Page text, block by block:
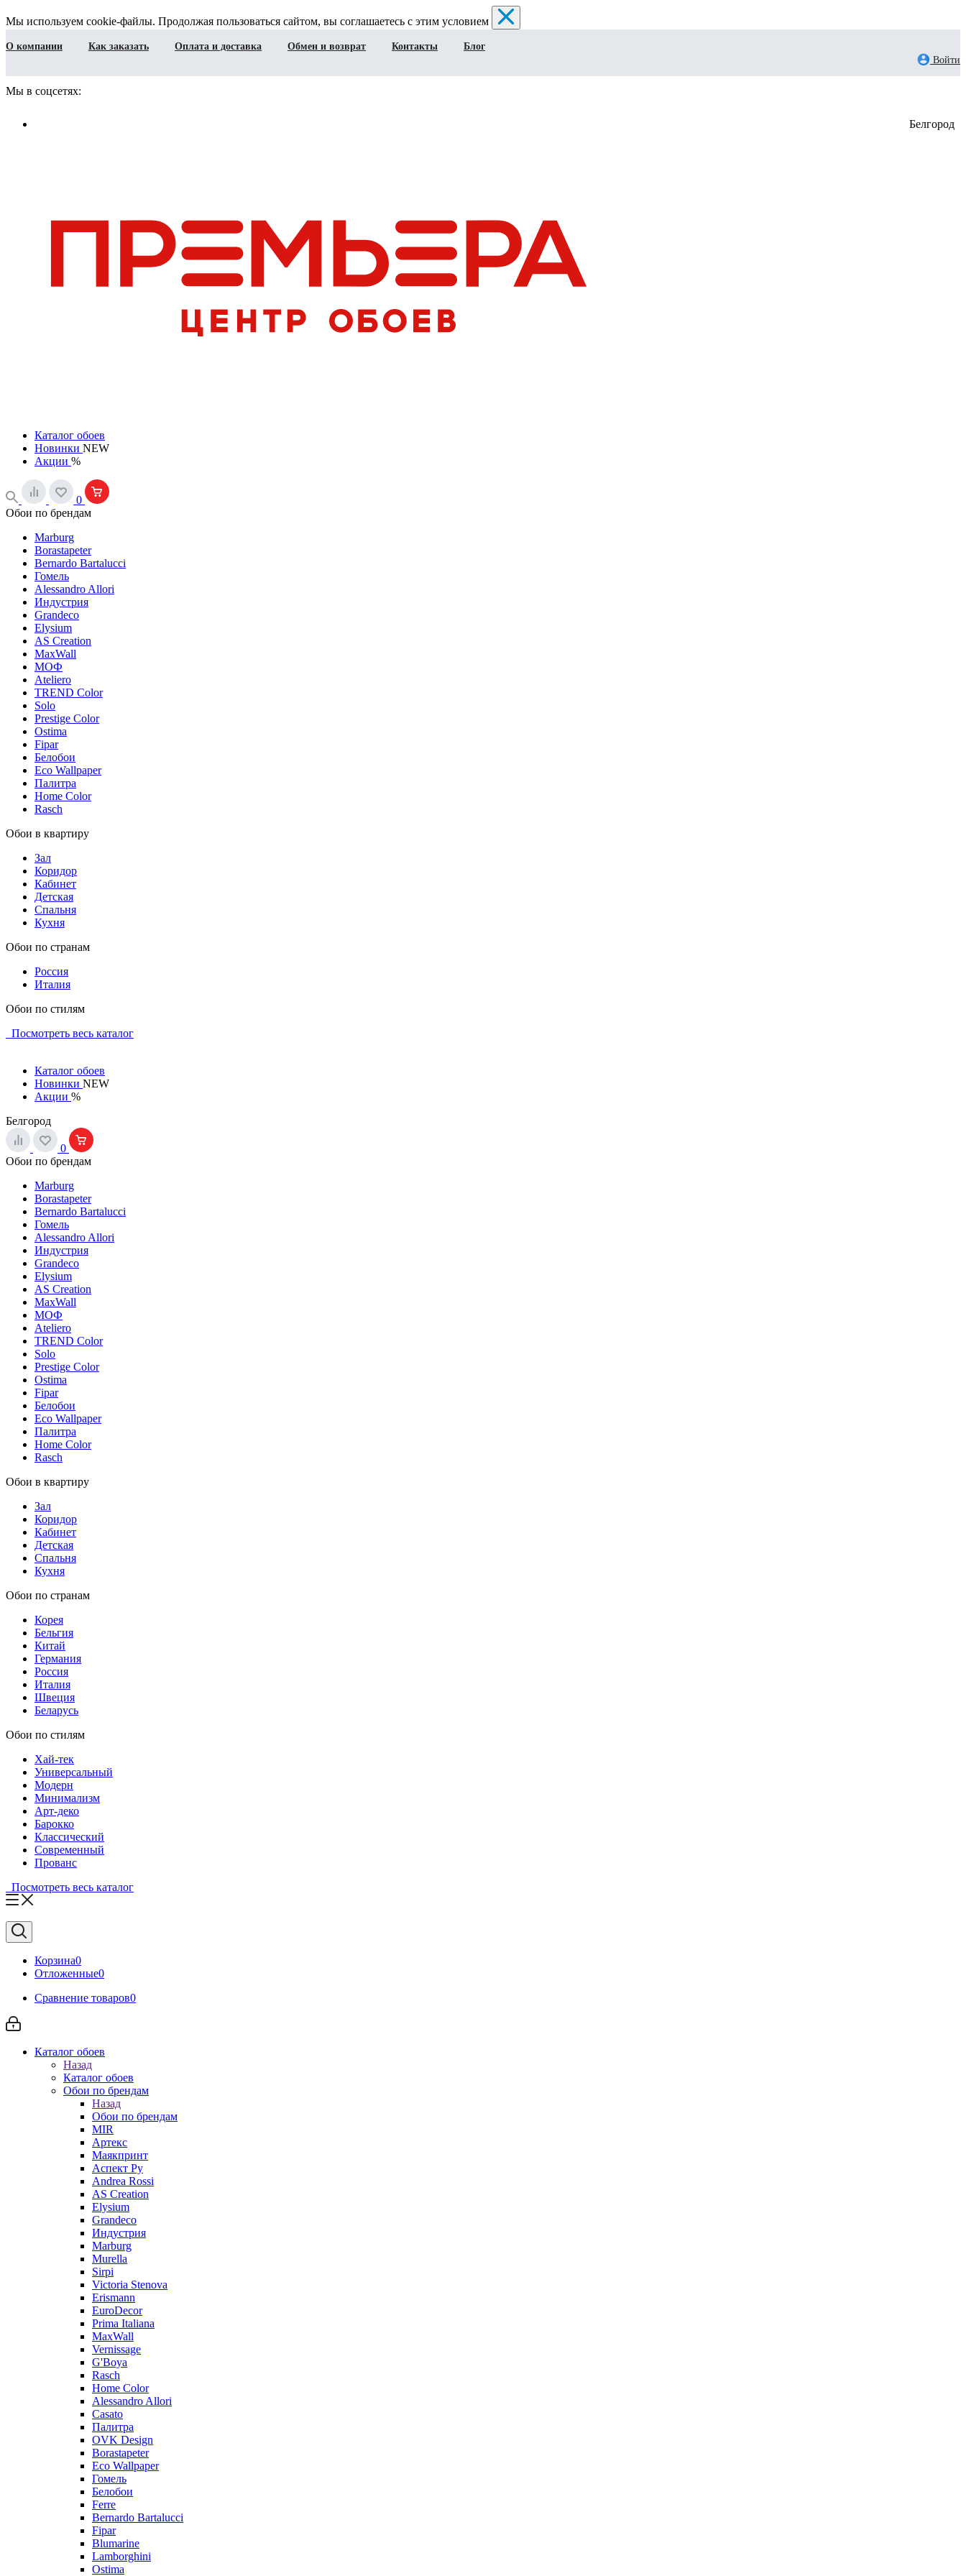
Мы используем cookie-файлы. Продолжая пользоваться сайтом, вы соглашаетесь с этим условием
О компании Как заказать Оплата и доставка Обмен и возврат Контакты
Блог
Войти
Мы в соцсетях:
Белгород
Каталог обоев
Новинки NEW
Акции %
0
Обои по брендам
Marburg
Borastapeter
Bernardo Bartalucci
Гомель
Alessandro Allori
Индустрия
Grandeco
Elysium
AS Creation
MaxWall
МОФ
Ateliero
TREND Color
Solo
Prestige Color
Ostima
Fipar
Белобои
Eco Wallpaper
Палитра
Home Color
Rasch
Обои в квартиру
Зал
Коридор
Кабинет
Детская
Спальня
Кухня
Обои по странам
Россия
Италия
Обои по стилям
Посмотреть весь каталог
Каталог обоев
Новинки NEW
Акции %
Белгород
0
Обои по брендам
Marburg
Borastapeter
Bernardo Bartalucci
Гомель
Alessandro Allori
Индустрия
Grandeco
Elysium
AS Creation
MaxWall
МОФ
Ateliero
TREND Color
Solo
Prestige Color
Ostima
Fipar
Белобои
Eco Wallpaper
Палитра
Home Color
Rasch
Обои в квартиру
Зал
Коридор
Кабинет
Детская
Спальня
Кухня
Обои по странам
Корея
Бельгия
Китай
Германия
Россия
Италия
Швеция
Беларусь
Обои по стилям
Хай-тек
Универсальный
Модерн
Минимализм
Арт-деко
Барокко
Классический
Современный
Прованс
Посмотреть весь каталог
Корзина0
Отложенные0
Сравнение товаров0
Каталог обоев
Назад
Каталог обоев
Обои по брендам
Назад
Обои по брендам
MIR
Артекс
Маякпринт
Аспект Ру
Andrea Rossi
AS Creation
Elysium
Grandeco
Индустрия
Marburg
Murella
Sirpi
Victoria Stenova
Erismann
EuroDecor
Prima Italiana
MaxWall
Vernissage
G'Boya
Rasch
Home Color
Alessandro Allori
Casato
Палитра
OVK Design
Borastapeter
Eco Wallpaper
Гомель
Белобои
Ferre
Bernardo Bartalucci
Fipar
Blumarine
Lamborghini
Ostima